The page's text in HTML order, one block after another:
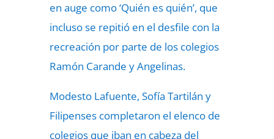
en auge como ‘Quién es quién’, que
incluso se repitió en el desfile con la
recreación por parte de los colegios
Ramón Carande y Angelinas.
Modesto Lafuente, Sofía Tartilán y
Filipenses completaron el elenco de
colegios que iban en cabeza del